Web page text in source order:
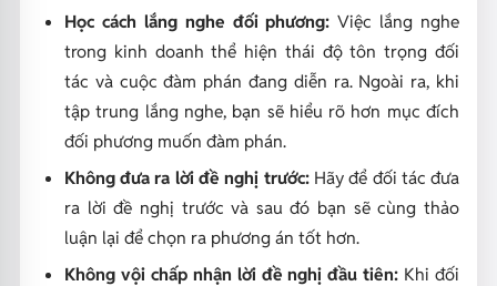
Học cách lắng nghe đối phương: Việc lắng nghe
trong kinh doanh thể hiện thái độ tôn trọng đối
tác và cuộc đàm phán đang diễn ra. Ngoài ra, khi
tập trung lắng nghe, bạn sẽ hiểu rõ hơn mục đích
đối phương muốn đàm phán.
Không đưa ra lời đề nghị trước:Hãy để đối tác đưa
ra lời đề nghị trước và sau đó bạn sẽ cùng thảo
luận lại để chọn ra phương án tốt hơn.
Không vội chấp nhận lời đề nghị đầu tiên: Khi đối